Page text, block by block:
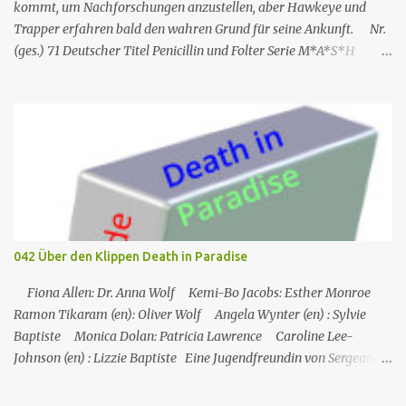
kommt, um Nachforschungen anzustellen, aber Hawkeye und
Trapper erfahren bald den wahren Grund für seine Ankunft. Nr.
(ges.) 71 Deutscher Titel Penicillin und Folter Serie M*A*S*H
Erstaus­strahlung USA 11. Mär. 1975 Deutsch­sprachige EA 19. Apr.
1991 Rolle Schauspieler Synchron sprecher DVD-Nach synchro
VHS M*A*S*H – Teil 2 Captain Benjamin Franklin „Hawkeye“
Pierce Alan Alda Thomas Wolff Reinhard Scheunemann Hans-
Werner Bussinger Captain „Trapper“ John McIntyre Wayne Rogers
Gerald Paradies – Lieutenant Colonel Henry Blake McLean
Stevenson Lothar Mann – Captain B.J. Hunnicutt Mike Farrell Jörg
Hengstler Norbert Langer Colonel Sherman Potter Harry Morgan
Hans Nitschke Erich Räuker Heinz Giese Major Frank
„Frettchengesicht“ Burns Larry Linville Uwe Paulsen (...
042 Über den Klippen Death in Paradise
Fiona Allen: Dr. Anna Wolf Kemi-Bo Jacobs: Esther Monroe
Ramon Tikaram (en): Oliver Wolf Angela Wynter (en) : Sylvie
Baptiste Monica Dolan: Patricia Lawrence Caroline Lee-
Johnson (en) : Lizzie Baptiste Eine Jugendfreundin von Sergeant